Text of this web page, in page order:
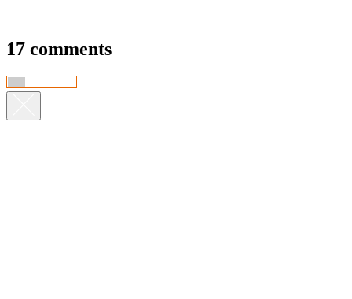
17 comments